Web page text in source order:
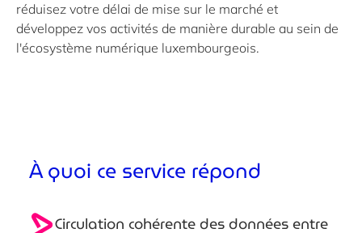
réduisez votre délai de mise sur le marché et
développez vos activités de manière durable au sein de
l'écosystème numérique luxembourgeois.
À quoi ce service répond
Circulation cohérente des données entre